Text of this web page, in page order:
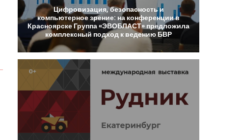
Цифровизация,безопасностьи
компьютерноезрение: на конференциив
КрасноярскеГруппа«ЭВОБЛАСТ» предложила
комплексный подход к ведению БВР